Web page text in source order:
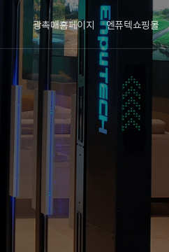
광촉매홈페이지 엔퓨텍쇼핑몰